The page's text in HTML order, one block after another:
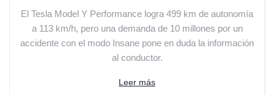
El Tesla Model Y Performance logra 499 km de autonomía
a 113 km/h, pero una demanda de 10 millones por un
accidente con el modo Insane pone en duda la información
al conductor.
Leer más